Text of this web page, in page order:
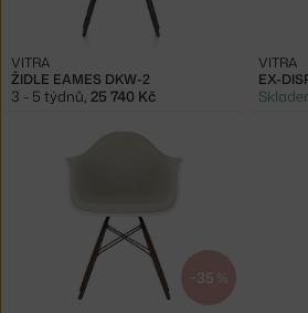
ŽIDLE EAMES DKW-2
VITRA
3 - 5 týdnů, 25 740 Kč
EX-
VITRA
−35 %